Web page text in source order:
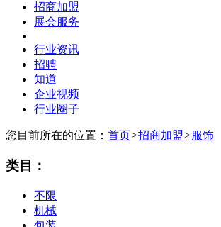
招商加盟
展会服务
行业资讯
招聘
知道
企业视频
行业圈子
您目前所在的位置： 首页>招商加盟>服饰
类目：
不限
机械